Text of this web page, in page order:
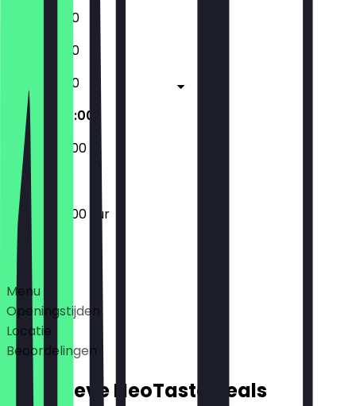
10:00 - 19:00
10:00 - 19:00
10:00 - 19:00
09:00 - 20:00
09:00 - 20:00
09:00 - 20:00 uur
Deals
Menu
Openingstijden
Locatie
Beoordelingen
Exclusieve NeoTaste Deals